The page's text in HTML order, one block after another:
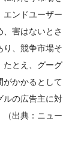
エンドユーザー
害はないとさ
り、競争市場そ
たとえ、グーグ
がかかるとして
ルの広告主に対
（出典：ニュー